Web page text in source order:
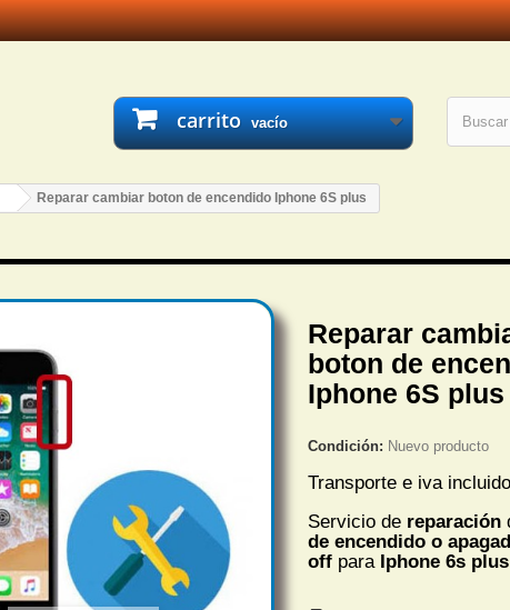
carrito vacío
Reparar cambiar boton de encendido Iphone 6S plus
Reparar
boton de
Iphone 6S plus
Condición: Nuevo producto
Transporte e iva
Servicio de reparación
de encendido o
off para Iphone 6s plus